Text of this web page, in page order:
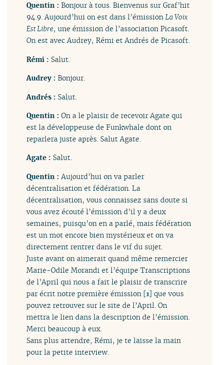
Quentin :Bonjour à tous. Bienvenus sur Graf’hit
94.9. Aujourd’hui on est dans l’émissionLa Voix
Est Libre, une émission de l’association Picasoft.
On est avec Audrey, Rémi et Andrés de Picasoft.
Rémi : Salut.
Audrey :Bonjour.
Andrés : Salut.
Quentin :On a le plaisir de recevoir Agate qui
est la développeuse de Funkwhale dont on
reparlera juste après. Salut Agate.
Agate : Salut.
Quentin :Aujourd’hui on va parler
décentralisation et fédération. La
décentralisation, vous connaissez sans doute si
vous avez écouté l’émission d’il y a deux
semaines, puisqu’on en a parlé, mais fédération
est un mot encore bien mystérieux et on va
directement rentrer dans le vif du sujet.
Juste avant on aimerait quand même remercier
Marie-Odile Morandi et l’équipe Transcriptions
de l’April qui nous a fait le plaisir de transcrire
par écrit notre première émission [1] que vous
pouvez retrouver sur le site de l’April. On
mettra le lien dans la description de l’émission.
Merci beaucoup à eux.
Sans plus attendre, Rémi, je te laisse la main
pour la petite interview.